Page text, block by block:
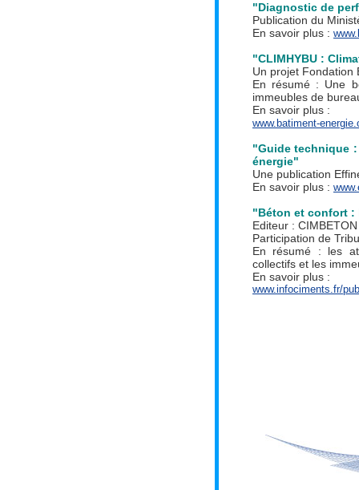
"Diagnostic de
Publication du
En savoir plus :
"CLIMHYBU :
Un projet Fondation
En résumé : Une
immeubles de
En savoir plus :
www.batiment-
"Guide technique
énergie"
Une publication
En savoir plus :
"Béton et confort :
Editeur : CIMBETON
Participation de
En résumé : les
collectifs et les
En savoir plus :
www.infociments.fr/